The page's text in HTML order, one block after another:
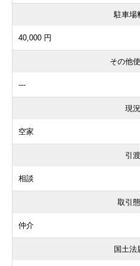
駐車場
40,000 円
その他
---
現況
空家
引渡
相談
取引
仲介
国土法